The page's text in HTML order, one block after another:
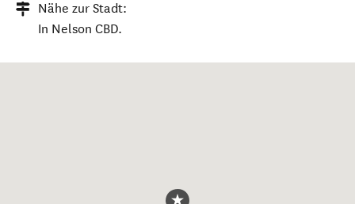
Nähe zur Stadt:
In Nelson CBD.